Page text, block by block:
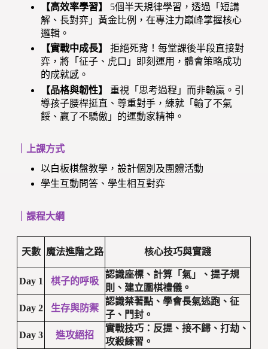
【高效率學習】
5個半天規律學習，透過「短講
解、長對弈」黃金比例，在專注力巔峰掌握核心
邏輯。
【實戰中成長】
拒絕死背！每堂課後半段直接對
弈，將「征子、虎口」即刻運用，體會策略成功
的成就感。
【品格與韌性】
重視「思考過程」而非輸贏。引
導孩子腰桿挺直、尊重對手，練就「輸了不氣
餒、贏了不驕傲」的運動家精神。
｜上課方式
以白板棋盤教學，設計個別及團體活動
學生互動問答、學生相互對弈
｜課程大綱
天數 魔法進階之路 核心技巧與實踐
Day 1 棋子的呼吸
認識座標、計算「氣」、提子規
則、建立圍棋禮儀。
Day 2
生存與防禦
認識禁著點、學會長氣逃跑、征
子、門封。
Day 3
進攻絕招
實戰技巧：反提、接不歸、打劫、
攻殺練習。